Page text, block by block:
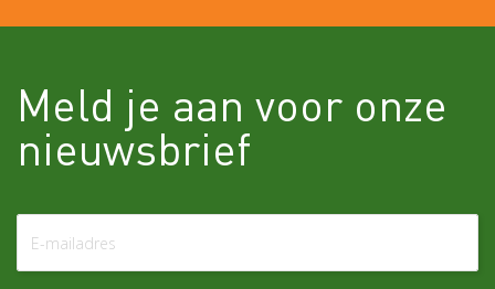
Meld je aan voor onze
nieuwsbrief